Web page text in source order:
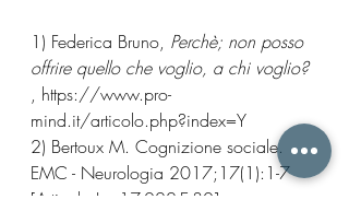
1) Federica Bruno, Perchè; non posso
offrire quello che voglio, a chi voglio?
, https://www.pro-
mind.it/articolo.php?index=Y
2) Bertoux M. Cognizione sociale.
EMC - Neurologia 2017;17(1):1-7
[Articolo I – 17-022-E-30]